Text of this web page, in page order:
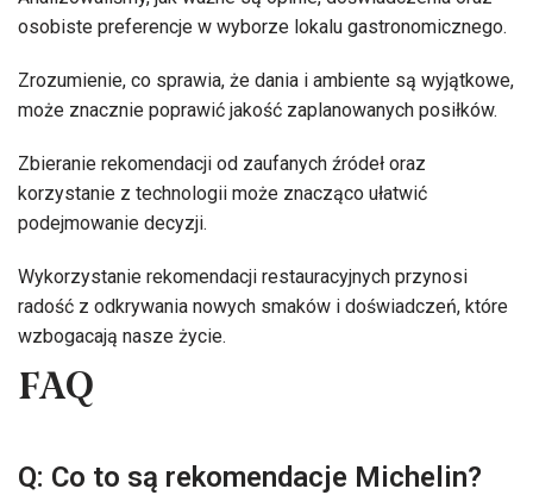
osobiste preferencje w wyborze lokalu gastronomicznego.
Zrozumienie, co sprawia, że dania i ambiente są wyjątkowe,
może znacznie poprawić jakość zaplanowanych posiłków.
Zbieranie rekomendacji od zaufanych źródeł oraz
korzystanie z technologii może znacząco ułatwić
podejmowanie decyzji.
Wykorzystanie rekomendacji restauracyjnych przynosi
radość z odkrywania nowych smaków i doświadczeń, które
wzbogacają nasze życie.
FAQ
Q: Co to są rekomendacje Michelin?